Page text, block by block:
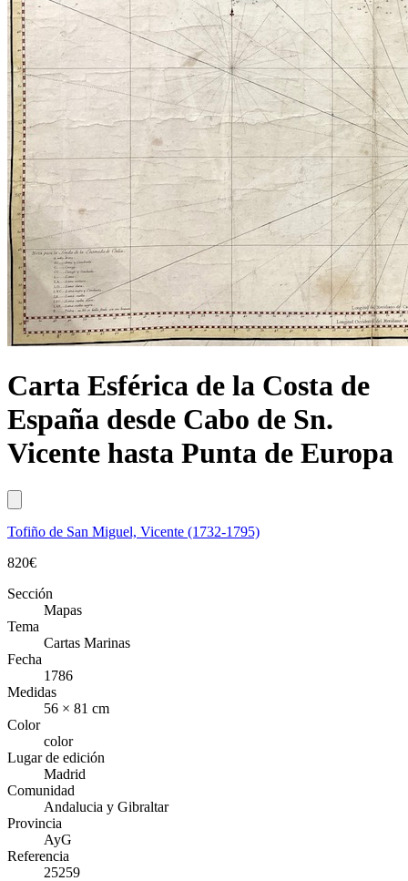
Carta Esférica de la Costa de
España desde Cabo de Sn.
Vicente hasta Punta de Europa
Tofiño de San Miguel, Vicente (1732-1795)
820€
Sección
Mapas
Tema
Cartas Marinas
Fecha
1786
Medidas
56 × 81 cm
Color
color
Lugar de edición
Madrid
Comunidad
Andalucia y Gibraltar
Provincia
AyG
Referencia
25259